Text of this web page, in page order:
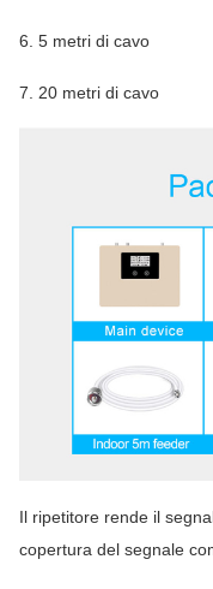
6. 5 metri di cavo
7. 20 metri di cavo
Il ripetitore rende il
copertura del segnale